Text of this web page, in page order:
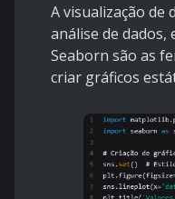
A visualização de
análise de
Seaborn são as
criar gráficos